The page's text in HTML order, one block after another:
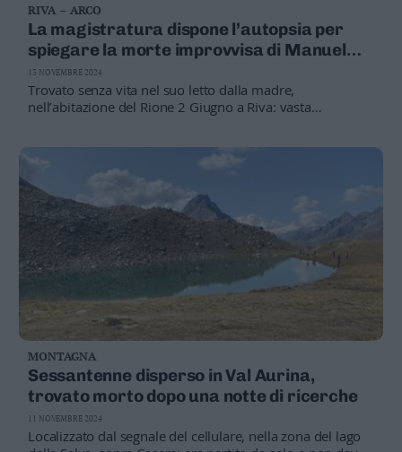
RIVA – ARCO
La magistratura dispone l’autopsia per
spiegare la morte improvvisa di Manuel
Chisté, di soli 29 anni
Trovato senza vita nel suo letto dalla madre,
nell’abitazione del Rione 2 Giugno a Riva: vasta
13 NOVEMBRE 2024
MONTAGNA
Sessantenne disperso in Val Aurina,
trovato morto dopo una notte di ricerche
Localizzato dal segnale del cellulare, nella zona del lago
11 NOVEMBRE 2024